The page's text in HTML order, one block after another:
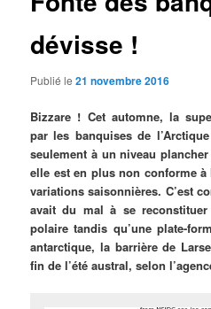
dévisse !
Publié le21 novembre 2016
Bizzare ! Cet automne, la
par les banquises de
seulement à un niveau
elle est en plus non conforme
variations saisonnières. C’est
avait du mal à se
polaire tandis qu’une plate-
antarctique, la barrière de
fin de l’été austral, selon